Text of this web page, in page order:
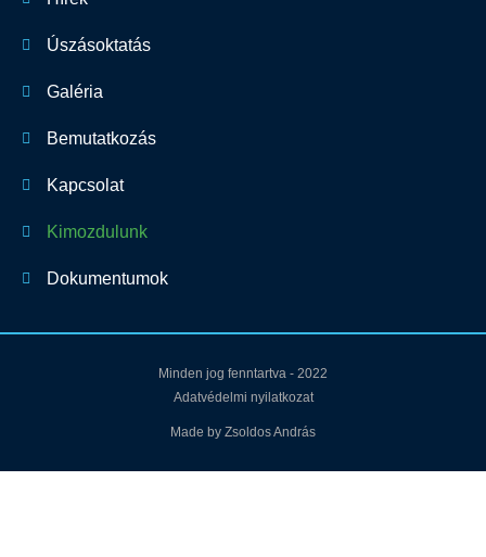
Úszásoktatás
Galéria
Bemutatkozás
Kapcsolat
Kimozdulunk
Dokumentumok
Minden jog fenntartva - 2022
Adatvédelmi nyilatkozat
Made by Zsoldos András